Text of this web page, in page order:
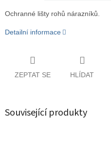
Ochranné lišty rohů nárazníků.
Detailní informace
ZEPTAT SE HLÍDAT
Související produkty